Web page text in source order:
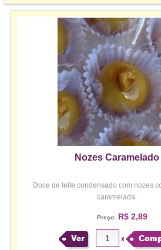
Nozes Caramelado
Doce de leite condensado com nozes
caramelada.
Preço:R$ 2,89
Ver x